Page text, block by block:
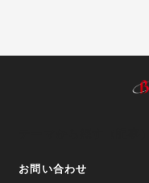
お問い合わせ